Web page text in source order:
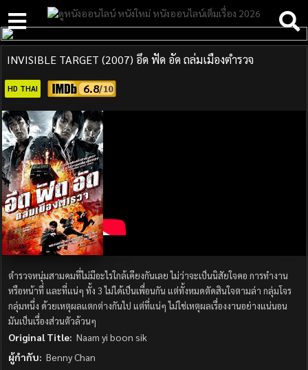
INVISIBLE TARGET (2007) อึด ฟัด อัด ถล่มเมืองตำรวจ
HD THAI 6.8
ตำรวจหนุ่มสามคมที่ไม่มีอะไรใกล้เคียงกันเลย ไม่ว่าจะเป็นนิสัยใจคอ การทำงาน
หรือหน้าที่ และที่แน่ๆ ทั้ง 3 ไม่ได้เป็นเพื่อนกัน แต่ทั้งหมดตัดสินใจตามล่า กลุ่มโจร
กลุ่มหนึ่ง ด้วยเหตุผลแตกต่างกันไป แต่ที่แน่ๆ ไม่ใช่เหตุผลเรื่องงานอย่างแน่นอน
มันเป็นเรื่องส่วนตัวล้วนๆ
Original Title: Naam yi boon sik
ผู้กำกับ: Benny Chan